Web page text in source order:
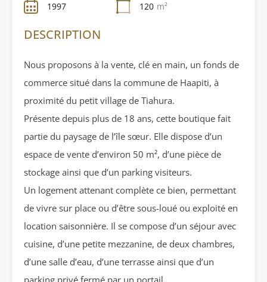
1997 120 m²
DESCRIPTION
Nous proposons à la vente, clé en main, un fonds de
commerce situé dans la commune de Haapiti, à
proximité du petit village de Tiahura.
Présente depuis plus de 18 ans, cette boutique fait
partie du paysage de l’île sœur. Elle dispose d’un
espace de vente d’environ 50 m², d’une pièce de
stockage ainsi que d’un parking visiteurs.
Un logement attenant complète ce bien, permettant
de vivre sur place ou d’être sous-loué ou exploité en
location saisonnière. Il se compose d’un séjour avec
cuisine, d’une petite mezzanine, de deux chambres,
d’une salle d’eau, d’une terrasse ainsi que d’un
parking privé fermé par un portail.